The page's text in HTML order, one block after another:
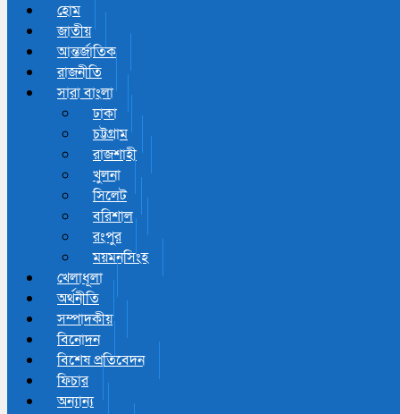
হোম
জাতীয়
আন্তর্জাতিক
রাজনীতি
সারা বাংলা
ঢাকা
চট্টগ্রাম
রাজশাহী
খুলনা
সিলেট
বরিশাল
রংপুর
ময়মনসিংহ
খেলাধূলা
অর্থনীতি
সম্পাদকীয়
বিনোদন
বিশেষ প্রতিবেদন
ফিচার
অন্যান্য